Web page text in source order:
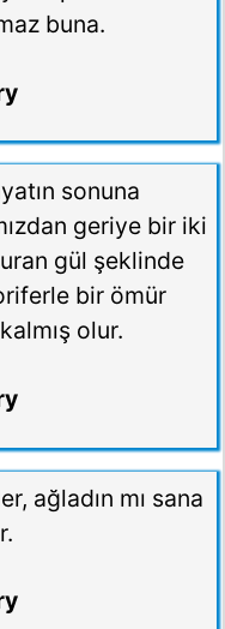
buna.
sonuna
geriye bir iki
gül şeklinde
bir ömür
olur.
ağladın mı sana